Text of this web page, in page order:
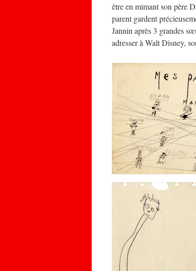
être en mimant son père
parent gardent
Jannin après 3 grandes
adresser à Walt Disney,